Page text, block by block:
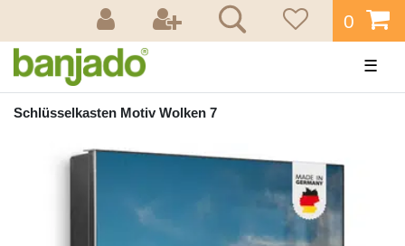
0
☰
Schlüsselkasten Motiv Wolken 7